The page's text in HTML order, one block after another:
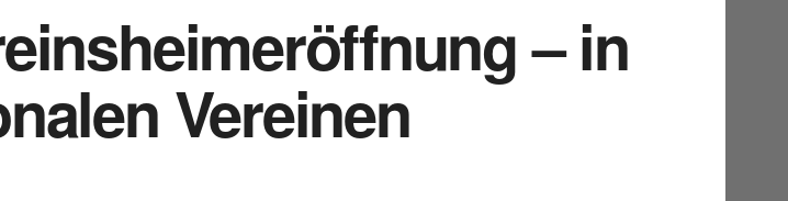
– in
Vereinen